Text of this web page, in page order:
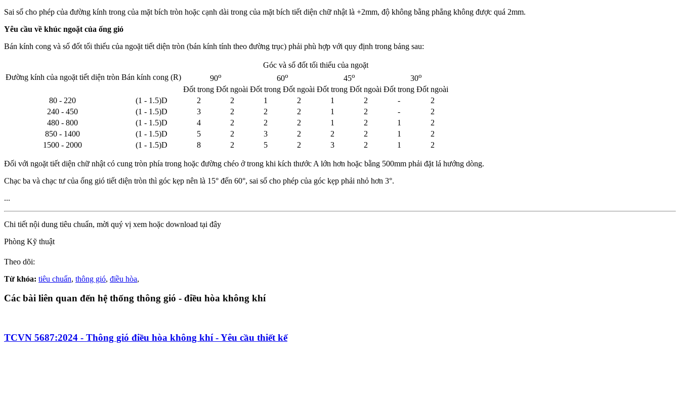
Sai số cho phép của đường kính trong của mặt bích tròn hoặc cạnh dài trong của mặt bích tiết diện chữ nhật là +2mm, độ không bằng phẳng không được quá 2mm.
Yêu cầu về khúc ngoặt của ống gió
Bán kính cong và số đốt tối thiểu của ngoặt tiết diện tròn (bán kính tính theo đường trục) phải phù hợp với quy định trong bảng sau:
Đường kính của ngoặt tiết diện tròn Bán kính cong (R)
Góc và số đốt tối thiểu của ngoặt
90o 60o 45o 30o
Đốt trong Đốt ngoài Đốt trong Đốt ngoài Đốt trong Đốt ngoài Đốt trong Đốt ngoài
80 - 220
(1 - 1.5)D 2 2 1 2 1 2 -
2
240 - 450
(1 - 1.5)D 3 2 2 2 1 2 -
2
480 - 800
(1 - 1.5)D 4 2 2 2 1 2 1
2
850 - 1400
(1 - 1.5)D 5 2 3 2 2 2 1
2
1500 - 2000
(1 - 1.5)D 8 2 5 2 3 2 1 2
Đối với ngoặt tiết diện chữ nhật có cung tròn phía trong hoặc đường chéo ở trong khi kích thước A lớn hơn hoặc bằng 500mm phải đặt lá hướng dòng.
Chạc ba và chạc tư của ống gió tiết diện tròn thì góc kẹp nên là 15° đến 60°, sai số cho phép của góc kẹp phải nhỏ hơn 3°.
...
Chi tiết nội dung tiêu chuẩn, mời quý vị xem hoặc download tại đây
Phòng Kỹ thuật
Theo dõi:
Từ khóa: tiêu chuẩn, thông gió, điều hòa,
Các bài liên quan đến hệ thống thông gió - điều hòa không khí
TCVN 5687:2024 - Thông gió điều hòa không khí - Yêu cầu thiết kế